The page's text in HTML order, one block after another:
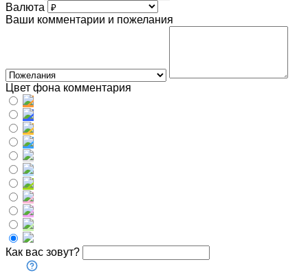
Валюта
Ваши комментарии и пожелания
Цвет фона комментария
Как вас зовут?